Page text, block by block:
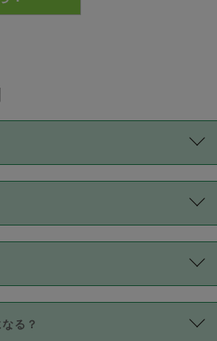
い場合は、延長機能をご利用くださ
相談し、合意の上事前申請すること
ざいません。
で設定しています。
ー件数、レビューの平均値、などで
います。
AMERICAN EXPRESS／Diners
る？